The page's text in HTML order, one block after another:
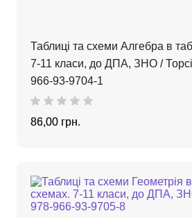
Таблиці та схеми Алгебра в
7-11 класи, до ДПА, ЗНО /
966-93-9704-1
86,00 грн.